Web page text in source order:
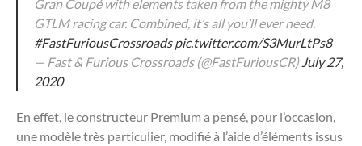
Gran Coupé with elements taken from the mighty M8
GTLM racing car. Combined, it’s all you’ll ever need.
#FastFuriousCrossroads pic.twitter.com/S3MurLtPs8
— Fast & Furious Crossroads (@FastFuriousCR)July 27,
2020
En effet, le constructeur Premium a pensé, pour l’occasion,
une modèle très particulier, modifié à l’aide d’éléments issus